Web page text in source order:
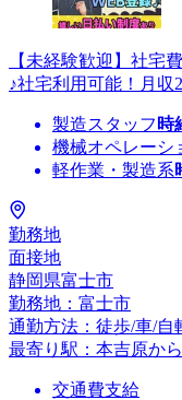
【未経験歓迎】社宅
♪社宅利用可能！月
製造スタッフ 時
機械オペレーシ
軽作業・製造系
勤務地
面接地
静岡県富士市
勤務地：富士市
通勤方法：徒歩/車/自
最寄り駅：本吉原か
交通費支給